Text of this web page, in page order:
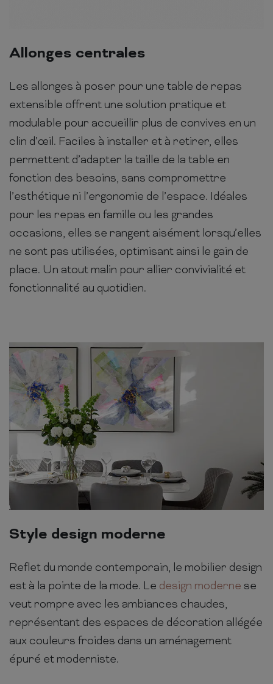
Allonges centrales
Les allonges à poser pour une table de repas
extensible offrent une solution pratique et
modulable pour accueillir plus de convives en un
clin d’œil. Faciles à installer et à retirer, elles
permettent d’adapter la taille de la table en
fonction des besoins, sans compromettre
l’esthétique ni l’ergonomie de l’espace. Idéales
pour les repas en famille ou les grandes
occasions, elles se rangent aisément lorsqu’elles
ne sont pas utilisées, optimisant ainsi le gain de
place. Un atout malin pour allier convivialité et
fonctionnalité au quotidien.
Style design moderne
Reflet du monde contemporain, le mobilier design
est à la pointe de la mode. Le design moderne se
veut rompre avec les ambiances chaudes,
représentant des espaces de décoration allégée
aux couleurs froides dans un aménagement
épuré et moderniste.